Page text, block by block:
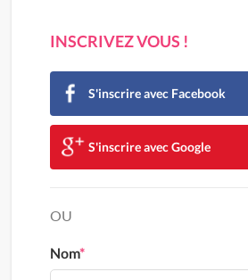
INSCRIVEZ VOUS !
S'inscrire avec Facebook
S'inscrire avec Google
OU
Nom*